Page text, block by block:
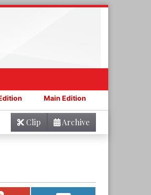
Main Edition Main Edition
Archive
Clip